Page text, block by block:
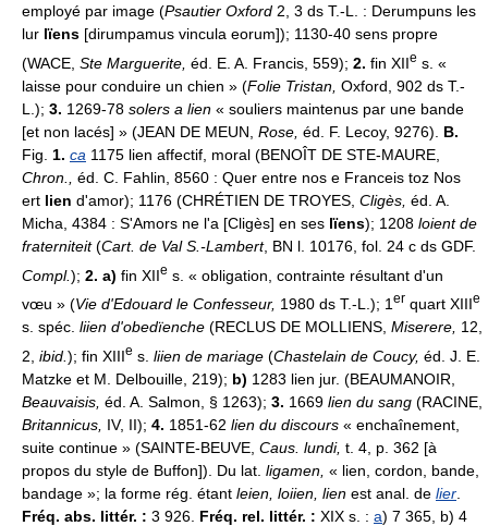
employé par image (Psautier Oxford 2, 3 ds T.-L. : Derumpuns les
lur lïens [dirumpamus vincula eorum]); 1130-40 sens propre
(WACE, Ste Marguerite, éd. E. A. Francis, 559); 2. fin XIIe s. «
laisse pour conduire un chien » (Folie Tristan, Oxford, 902 ds T.-
L.); 3. 1269-78 solers a lien « souliers maintenus par une bande
[et non lacés] » (JEAN DE MEUN, Rose, éd. F. Lecoy, 9276). B.
Fig. 1. ca 1175 lien affectif, moral (BENOÎT DE STE-MAURE,
Chron., éd. C. Fahlin, 8560 : Quer entre nos e Franceis toz Nos
ert lien d'amor); 1176 (CHRÉTIEN DE TROYES, Cligès, éd. A.
Micha, 4384 : S'Amors ne l'a [Cligès] en ses lïens); 1208 loient de
fraterniteit(Cart. de Val S.-Lambert, BN l. 10176, fol. 24 c ds GDF.
Compl.); 2. a) fin XIIe s. « obligation, contrainte résultant d'un
vœu » (Vie d'Edouard le Confesseur, 1980 ds T.-L.); 1 er quart XIIIe
s. spéc. liien d'obedïenche (RECLUS DE MOLLIENS, Miserere, 12,
2, ibid. ); fin XIIIe s. liien de mariage (Chastelain de Coucy, éd. J. E.
Matzke et M. Delbouille, 219); b) 1283 lien jur. (BEAUMANOIR,
Beauvaisis, éd. A. Salmon, § 1263); 3. 1669 lien du sang (RACINE,
Britannicus, IV, II); 4. 1851-62 lien du discours « enchaînement,
suite continue » (SAINTE-BEUVE, Caus. lundi, t. 4, p. 362 [à
propos du style de Buffon]). Du lat. ligamen, « lien, cordon, bande,
bandage »; la forme rég. étant leien, loiien, lien est anal. de lier
Fréq. abs. littér. : 3 926. Fréq. rel. littér. : XIX s. : a) 7 365, b) 4